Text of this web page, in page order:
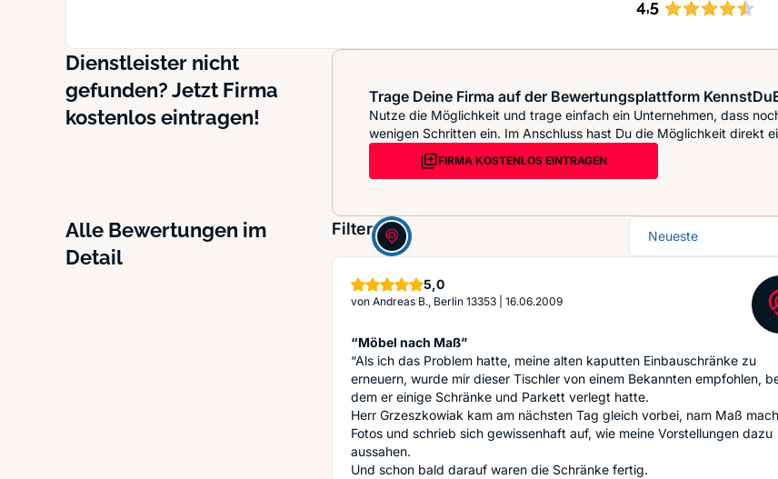
Dienstleister nicht
gefunden? Jetzt Firma
kostenlos eintragen!
Trage Deine Firma auf der Bewertungsplattform
Nutze die Möglichkeit und trage einfach ein Unternehmen, dass
wenigen Schritten ein. Im Anschluss hast Du die Möglichkeit direkt
FIRMA KOSTENLOS EINTRAGEN
Alle Bewertungen im
Detail
Filter: Sortierung
5,0Sterne
von Andreas B., Berlin 13353 16.06.2009
“Möbel nach Maß”
“Als ich das Problem hatte, meine alten kaputten Einbauschränke zu
erneuern, wurde mir dieser Tischler von einem Bekannten empfohlen,
dem er einige Schränke und Parkett verlegt hatte.
Herr Grzeszkowiak kam am nächsten Tag gleich vorbei, nam Maß
Fotos und schrieb sich gewissenhaft auf, wie meine Vorstellungen dazu
aussahen.
Und schon bald darauf waren die Schränke fertig.